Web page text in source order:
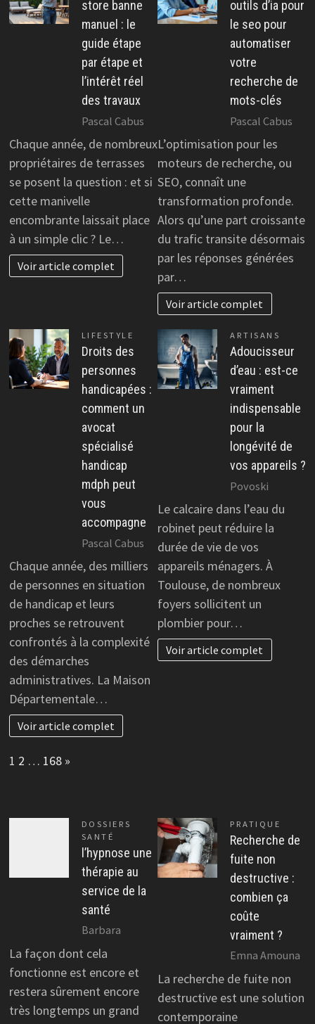
store banne
manuel : le
guide étape
par étape et
l’intérêt réel
des travaux
Pascal Cabus
Chaque année, de nombreux
propriétaires de terrasses
se posent la question : et si
cette manivelle
encombrante laissait place
à un simple clic ? Le…
Voir article complet
outils d’ia pour
le seo pour
automatiser
votre
recherche de
mots-clés
Pascal Cabus
L’optimisation pour les
moteurs de recherche, ou
SEO, connaît une
transformation profonde.
Alors qu’une part croissante
du trafic transite désormais
par les réponses générées
par…
Voir article complet
LIFESTYLE
Droits des
personnes
handicapées :
comment un
avocat
spécialisé
handicap
mdph peut
vous
accompagne
Pascal Cabus
Chaque année, des milliers
de personnes en situation
de handicap et leurs
proches se retrouvent
confrontés à la complexité
des démarches
administratives. La Maison
Départementale…
Voir article complet
ARTISANS
Adoucisseur
d’eau : est-ce
vraiment
indispensable
pour la
longévité de
vos appareils ?
Povoski
Le calcaire dans l’eau du
robinet peut réduire la
durée de vie de vos
appareils ménagers. À
Toulouse, de nombreux
foyers sollicitent un
plombier pour…
Voir article complet
Page:
1 2 … 168 Next
»
DOSSIERS
SANTÉ
l’hypnose une
thérapie au
service de la
santé
Barbara
La façon dont cela
fonctionne est encore et
restera sûrement encore
très longtemps un grand
PRATIQUE
Recherche de
fuite non
destructive :
combien ça
coûte
vraiment ?
Emna Amouna
La recherche de fuite non
destructive est une solution
contemporaine